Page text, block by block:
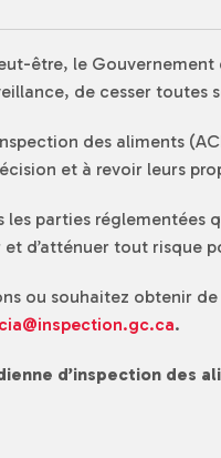
être, le
de cesser toutes
des aliments
et à revoir leurs
les parties
d’atténuer tout risque
ou souhaitez obtenir
.
d’inspection des